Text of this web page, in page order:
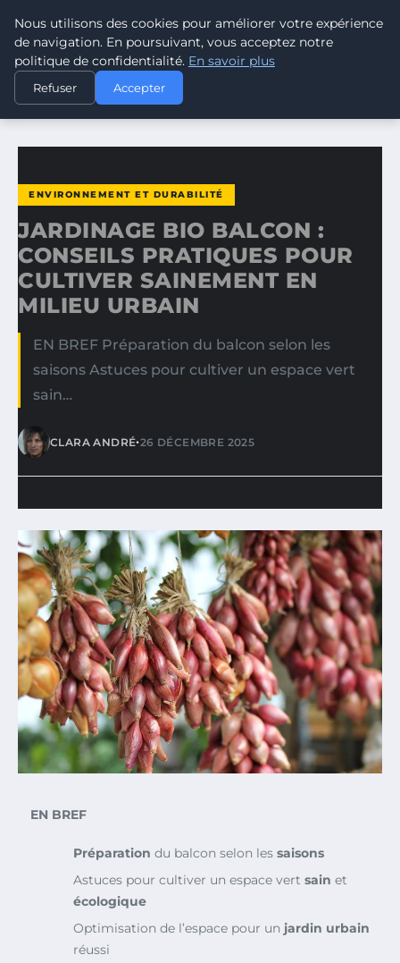
CLIMATE RESPONSE BLOG
ACCUEIL
ENVIRONNEMENT ET DURABILITÉ
JARDINAGE BIO BALCON : CONSEILS PRATIQUES POUR…
ENVIRONNEMENT ET DURABILITÉ
JARDINAGE BIO BALCON :
CONSEILS PRATIQUES POUR
CULTIVER SAINEMENT EN
MILIEU URBAIN
EN BREF Préparation du balcon selon les
saisons Astuces pour cultiver un espace vert
sain…
CLARA ANDRÉ•26 DÉCEMBRE 2025
EN BREF
Préparation du balcon selon les saisons
Astuces pour cultiver un espace vert sain et
écologique
Optimisation de l’espace pour un jardin urbain
réussi
Nous utilisons des cookies pour améliorer votre expérience
de navigation. En poursuivant, vous acceptez notre
politique de confidentialité. En savoir plus
Refuser Accepter